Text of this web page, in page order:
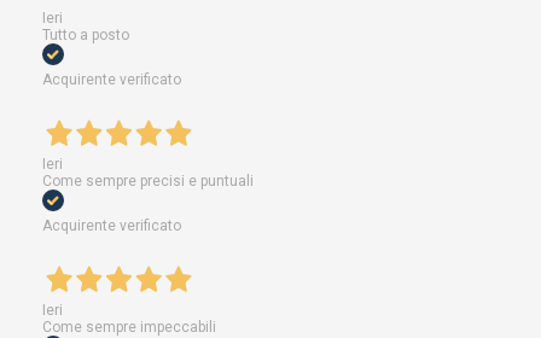
Ieri
Tutto a posto
Acquirente verificato
Ieri
Come sempre precisi e puntuali
Acquirente verificato
Ieri
Come sempre impeccabili